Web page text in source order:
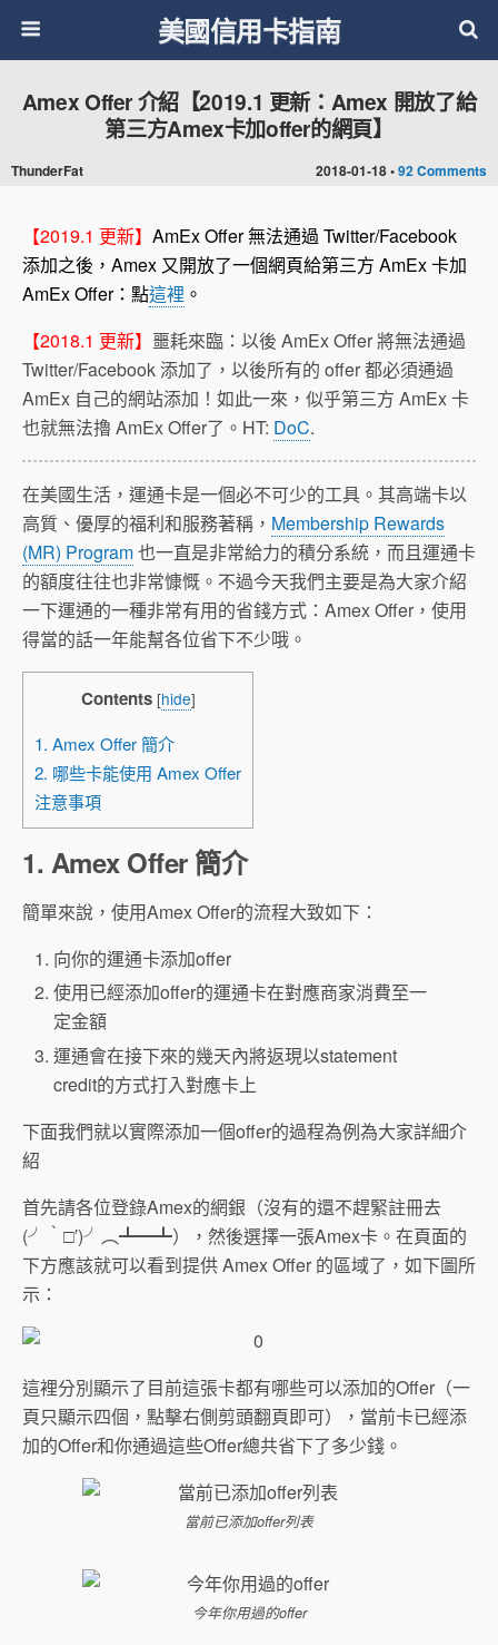
美國信用卡指南
2018-01-18 •92 Comments
Amex Offer 介紹【2019.1 更新：Amex 開放了給
第三方Amex卡加offer的網頁】
ThunderFat
【2019.1 更新】 AmEx Offer 無法通過 Twitter/Facebook
添加之後，Amex 又開放了一個網頁給第三方 AmEx 卡加
AmEx Offer：點這裡 。
【2018.1 更新】 噩耗來臨：以後 AmEx Offer 將無法通過
Twitter/Facebook 添加了，以後所有的 offer 都必須通過
AmEx 自己的網站添加！如此一來，似乎第三方 AmEx 卡
也就無法擼 AmEx Offer了。HT: DoC.
在美國生活，運通卡是一個必不可少的工具。其高端卡以
高質、優厚的福利和服務著稱， Membership Rewards
(MR) Program也一直是非常給力的積分系統，而且運通卡
的額度往往也非常慷慨。不過今天我們主要是為大家介紹
一下運通的一種非常有用的省錢方式：Amex Offer，使用
得當的話一年能幫各位省下不少哦。
Contents [hide]
1. Amex Offer 簡介
2. 哪些卡能使用 Amex Offer
注意事項
1. Amex Offer 簡介
簡單來說，使用Amex Offer的流程大致如下：
向你的運通卡添加offer
使用已經添加offer的運通卡在對應商家消費至一
定金額
運通會在接下來的幾天內將返現以statement
credit的方式打入對應卡上
下面我們就以實際添加一個offer的過程為例為大家詳細介
紹
首先請各位登錄Amex的網銀（沒有的還不趕緊註冊去
(╯‵□′)╯︵┻━┻），然後選擇一張Amex卡。在頁面的
下方應該就可以看到提供 Amex Offer 的區域了，如下圖所
示：
這裡分別顯示了目前這張卡都有哪些可以添加的Offer（一
頁只顯示四個，點擊右側剪頭翻頁即可），當前卡已經添
加的Offer和你通過這些Offer總共省下了多少錢。
當前已添加offer列表
今年你用過的offer